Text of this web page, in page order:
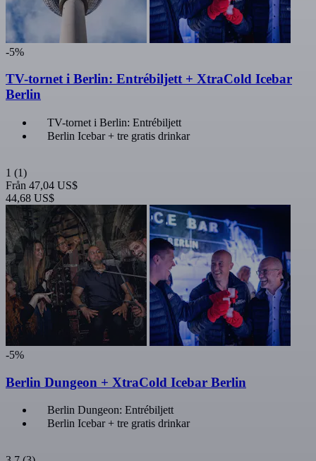
-5%
TV-tornet i Berlin: Entrébiljett + XtraCold Icebar
Berlin
TV-tornet i Berlin: Entrébiljett
Berlin Icebar + tre gratis drinkar
1 (1)
Från 47,04 US$
44,68 US$
-5%
Berlin Dungeon + XtraCold Icebar Berlin
Berlin Dungeon: Entrébiljett
Berlin Icebar + tre gratis drinkar